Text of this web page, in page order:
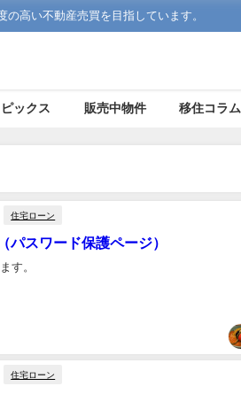
高い不動産売買を目指しています。
ックス 販売中物件 移住コラム
住宅ローン
パスワード保護ページ）
す。
住宅ローン